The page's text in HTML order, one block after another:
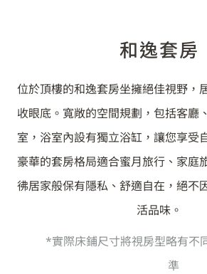
和逸套房
位於頂樓的和逸套房坐擁絕佳視野，
收眼底。寬敞的空間規劃，包括客廳
室，浴室內設有獨立浴缸，讓您享受
豪華的套房格局適合蜜月旅行、家庭
彿居家般保有隱私、舒適自在，絕不
活品味。
*實際床鋪尺寸將視房型略有不
準